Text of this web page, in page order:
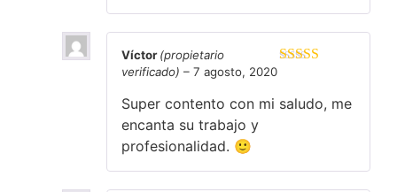
Víctor(propietario
verificado) – 7 agosto, 2020
Super contento con mi saludo, me
encanta su trabajo y
profesionalidad. 🙂